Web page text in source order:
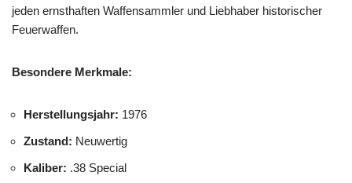
jeden ernsthaften Waffensammler und Liebhaber historischer
Feuerwaffen.
Besondere Merkmale:
Herstellungsjahr: 1976
Zustand: Neuwertig
Kaliber: .38 Special